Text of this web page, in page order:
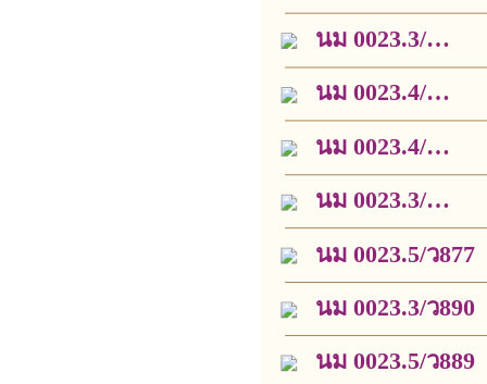
นม 0023.3/
ว5659
นม 0023.4/
ว5471
นม 0023.4/
ว5470
นม 0023.3/
ว5657
นม 0023.5/ว877
นม 0023.3/ว890
นม 0023.5/ว889